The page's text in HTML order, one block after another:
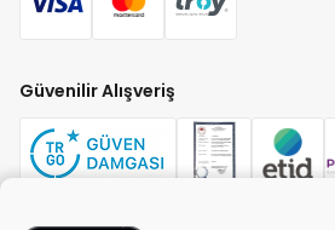
Güvenilir Alışveriş